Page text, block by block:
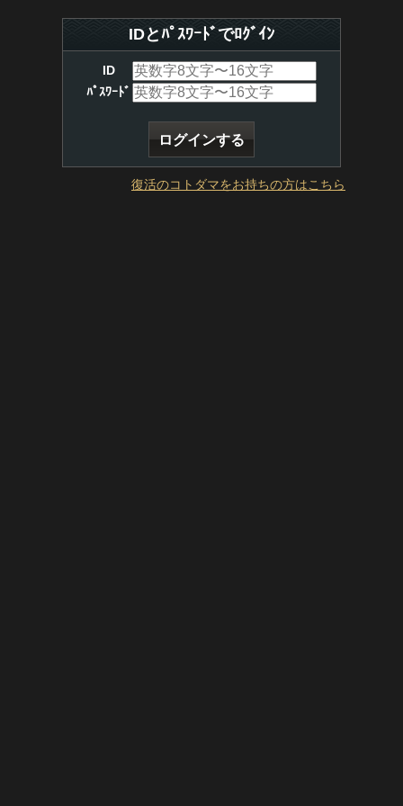
IDとﾊﾟｽﾜｰﾄﾞでﾛｸﾞｲﾝ
ID
ﾊﾟｽﾜｰﾄﾞ
復活のコトダマをお持ちの方はこちら